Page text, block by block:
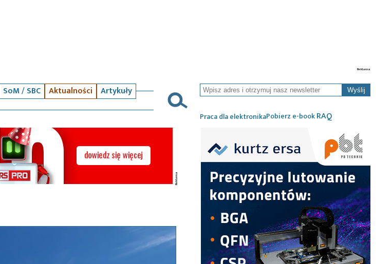
SoM / SBC Aktualności
Artykuły
Wyślij
Praca dla elektronikaPobierz e-bookRAQ